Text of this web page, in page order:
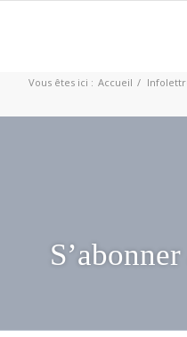
Vous êtes ici : Accueil /